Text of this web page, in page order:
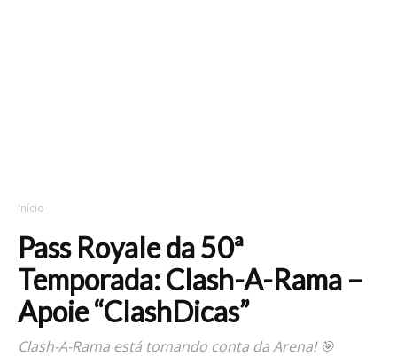
Início
Pass Royale da 50ª
Temporada: Clash-A-Rama –
Apoie “ClashDicas”
Clash-A-Rama está tomando conta da Arena! 🎯